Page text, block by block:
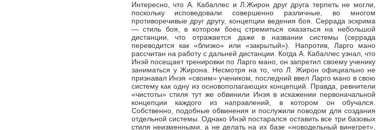
Интересно, что А. Кабаллес и Л.Жирон друг друга терпеть не могли,
поскольку исповедовали совершенно различные, во многом
противоречивые друг другу, концепции ведения боя. Серрада эскрима
— стиль боя, в котором боец стремиться оказаться на небольшой
дистанции, что отражается даже в названии системы (серрада
переводится как «близко» или «закрытый»). Напротив, Ларго мано
рассчитан на работу с дальней дистанции. Когда А. Кабаллес узнал, что
Инэй посещает тренировки по Ларго мано, он запретил своему ученику
заниматься у Жирона. Несмотря на то, что Л. Жирон официально не
признавал Инэя «своим» учеником, последний ввел Ларго мано в свою
систему как одну из основополагающих концепций. Правда, ревнители
«чистоты» стиля тут же обвинили Инэя в искажении первоначальной
концепции каждого из направлений, в котором он обучался.
Собственно, подобные обвинения и послужили поводом для создания
отдельной системы. Однако Инэй постарался оставить все три базовых
стиля неизменными, а не делать на их базе «новодельный винегрет»,